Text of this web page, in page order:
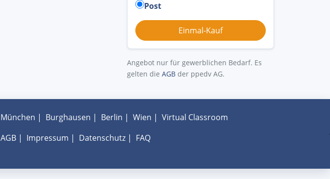
Post
Angebot nur für gewerblichen Bedarf. Es
gelten die AGB der ppedv AG.
München | Burghausen | Berlin | Wien | Virtual Classroom
AGB| Impressum | Datenschutz| FAQ